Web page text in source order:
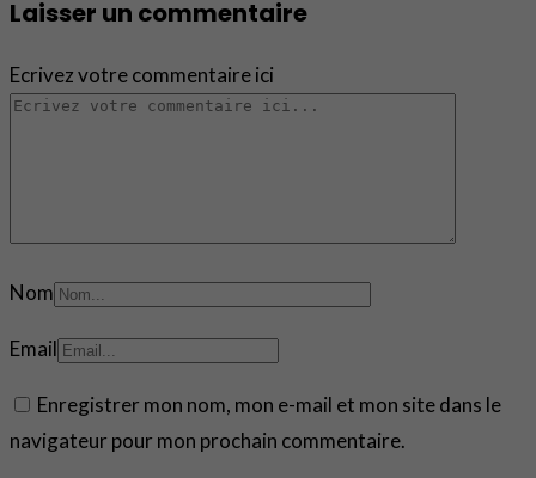
Laisser un commentaire
Ecrivez votre commentaire ici
Nom
Email
Enregistrer mon nom, mon e-mail et mon site dans le
navigateur pour mon prochain commentaire.